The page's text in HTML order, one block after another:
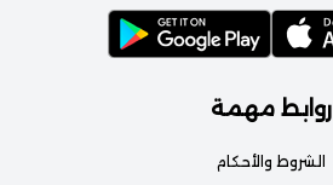
روابط مهمة
الشروط والأحكام